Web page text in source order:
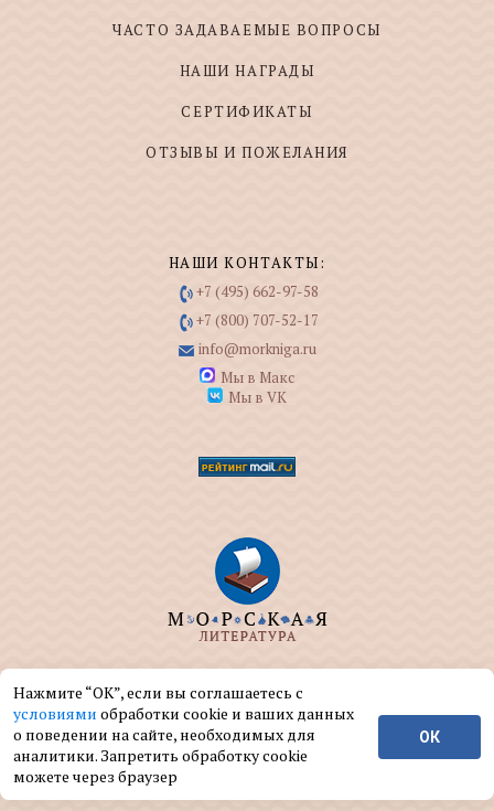
ЧАСТО ЗАДАВАЕМЫЕ ВОПРОСЫ
НАШИ НАГРАДЫ
СЕРТИФИКАТЫ
ОТЗЫВЫ И ПОЖЕЛАНИЯ
НАШИ КОНТАКТЫ:
+7 (495) 662-97-58
+7 (800) 707-52-17
info@morkniga.ru
Мы в Макс
Мы в VK
ООО "МОРКНИГА" занимается изданием и
реализацией книг на морскую тематику.
© ООО "МОРКНИГА", 2004 — 2026 г.
Нажмите “ОК”, если вы соглашаетесь с
условиями обработки cookie и ваших данных
о поведении на сайте, необходимых для
аналитики. Запретить обработку cookie
можете через браузер
ОК